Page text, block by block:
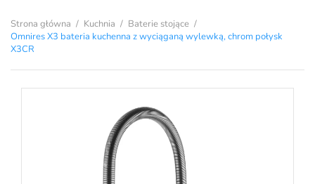
Strona główna Kuchnia
Baterie stojące
Omnires X3 bateria kuchenna z wyciąganą wylewką, chrom połysk
X3CR